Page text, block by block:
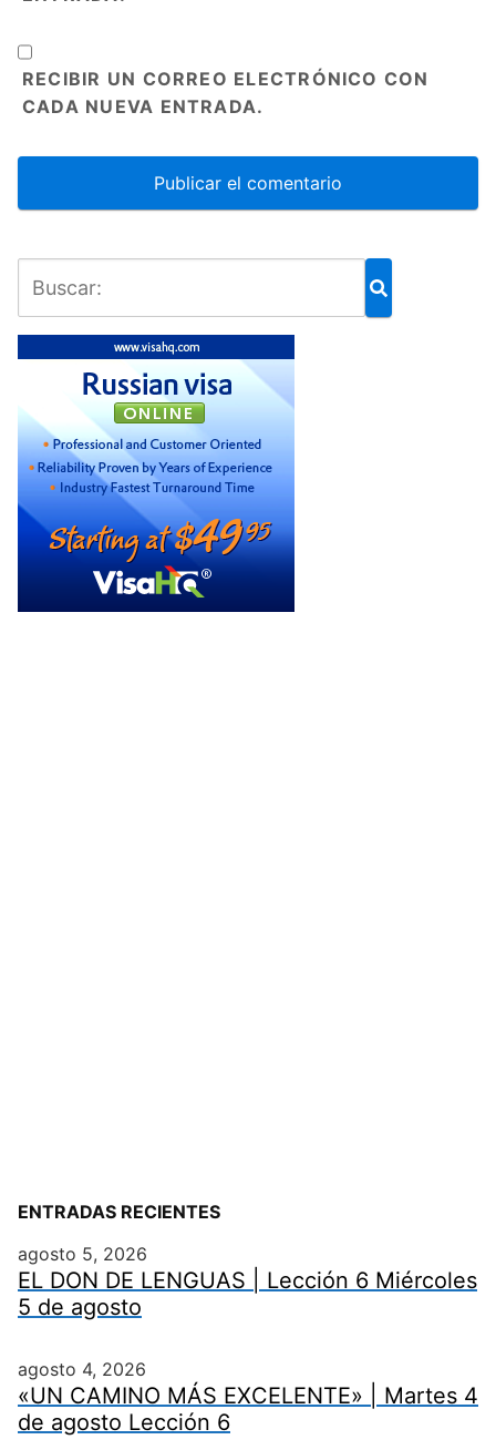
RECIBIR UN CORREO ELECTRÓNICO CON
CADA NUEVA ENTRADA.
ENTRADAS RECIENTES
agosto 5, 2026
EL DON DE LENGUAS | Lección 6 Miércoles
5 de agosto
agosto 4, 2026
«UN CAMINO MÁS EXCELENTE» | Martes 4
de agosto Lección 6